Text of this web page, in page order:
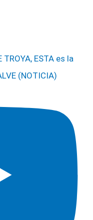
TROYA, ESTA es la
(NOTICIA)